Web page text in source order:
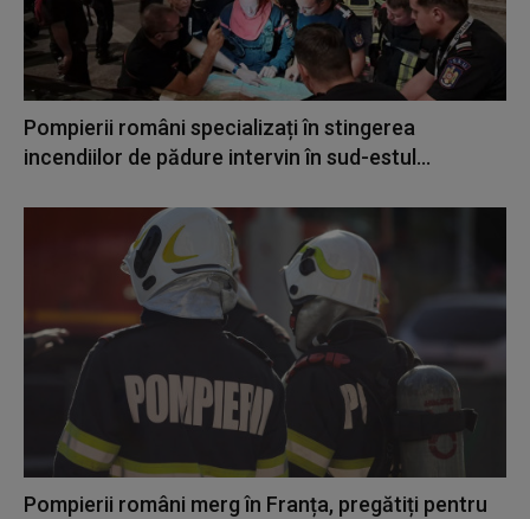
Pompierii români specializați în stingerea
incendiilor de pădure intervin în sud-estul...
Pompierii români merg în Franța, pregătiți pentru